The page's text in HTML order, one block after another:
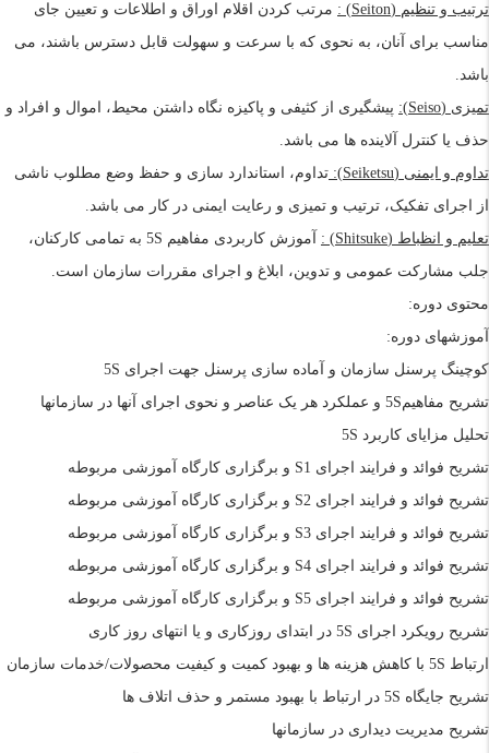
ترتیب و تنظیم (Seiton)
: مرتب کردن اقلام اوراق و اطلاعات و تعیین جای
مناسب برای آنان، به نحوی که با سرعت و سهولت قابل دسترس باشند، می
باشد.
تمیزی (Seiso)
: پیشگیری از کثیفی و پاکیزه نگاه داشتن محیط، اموال و افراد و
حذف یا کنترل آلاینده ها می باشد.
تداوم و ایمنی (Seiketsu)
: تداوم، استاندارد سازی و حفظ وضع مطلوب ناشی
از اجرای تفکیک، ترتیب و تمیزی و رعایت ایمنی در کار می باشد.
تعلیم و انظباط (Shitsuke)
: آموزش کاربردی مفاهیم 5S به تمامی کارکنان،
جلب مشارکت عمومی و تدوین، ابلاغ و اجرای مقررات سازمان است.
محتوی دوره:
آموزشهای دوره:
کوچینگ پرسنل سازمان و آماده سازی پرسنل جهت اجرای 5S
تشريح مفاهيم5S و عملکرد هر یک عناصر و نحوی اجرای آنها در سازمانها
تحلیل مزایای کاربرد 5S
تشریح فوائد و فرایند اجرای S1 و برگزاری کارگاه آموزشی مربوطه
تشریح فوائد و فرایند اجرای S2 و برگزاری کارگاه آموزشی مربوطه
تشریح فوائد و فرایند اجرای S3 و برگزاری کارگاه آموزشی مربوطه
تشریح فوائد و فرایند اجرای S4 و برگزاری کارگاه آموزشی مربوطه
تشریح فوائد و فرایند اجرای S5 و برگزاری کارگاه آموزشی مربوطه
تشریح رویکرد اجرای 5S در ابتدای روزکاری و یا انتهای روز کاری
ارتباط 5S با کاهش هزینه ها و بهبود کمیت و کیفیت محصولات/خدمات سازمان
تشريح جايگاه 5S در ارتباط با بهبود مستمر و حذف اتلاف ها
تشریح مدیریت دیداری در سازمانها